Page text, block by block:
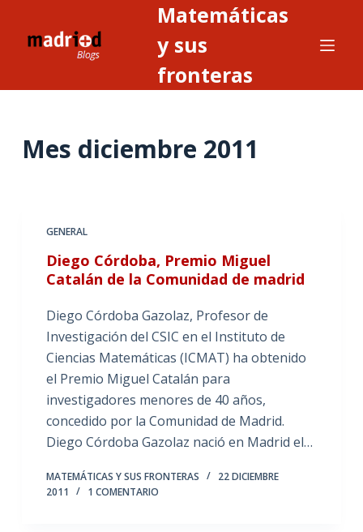
Matemáticas
y sus
fronteras
Mes diciembre 2011
GENERAL
Diego Córdoba, Premio Miguel
Catalán de la Comunidad de madrid
Diego Córdoba Gazolaz, Profesor de
Investigación del CSIC en el Instituto de
Ciencias Matemáticas (ICMAT) ha obtenido
el Premio Miguel Catalán para
investigadores menores de 40 años,
concedido por la Comunidad de Madrid.
Diego Córdoba Gazolaz nació en Madrid el…
MATEMÁTICAS Y SUS FRONTERAS
22 DICIEMBRE
2011
1 COMENTARIO